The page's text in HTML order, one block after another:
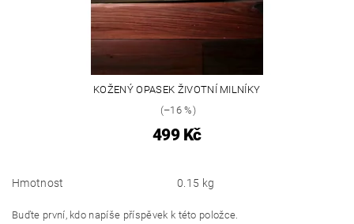
KOŽENÝ OPASEK ŽIVOTNÍ MILNÍKY
(–16 %)
499 Kč
Hmotnost 0.15 kg
Buďte první, kdo napíše příspěvek k této položce.